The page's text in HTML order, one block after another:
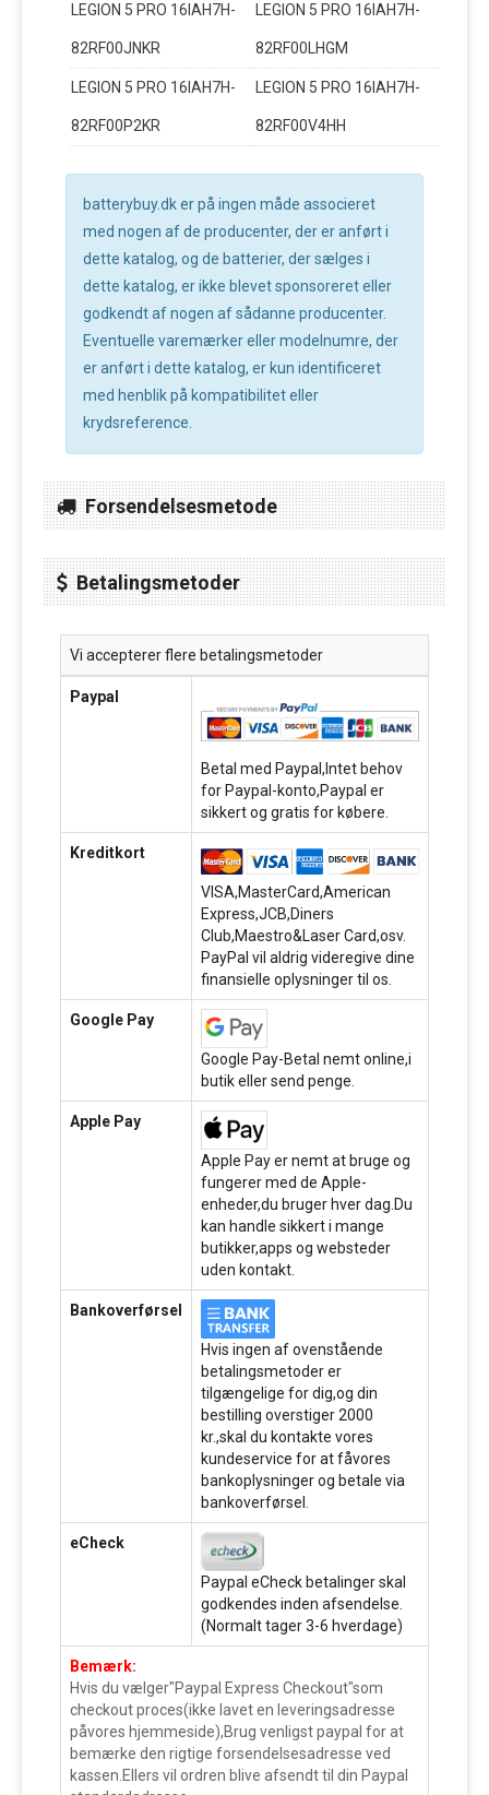
LEGION 5 PRO 16IAH7H-
82RF00JNKR
LEGION 5 PRO 16IAH7H-
82RF00LHGM
LEGION 5 PRO 16IAH7H-
82RF00P2KR
LEGION 5 PRO 16IAH7H-
82RF00V4HH
batterybuy.dk er på ingen måde associeret
med nogen af de producenter, der er anført i
dette katalog, og de batterier, der sælges i
dette katalog, er ikke blevet sponsoreret eller
godkendt af nogen af sådanne producenter.
Eventuelle varemærker eller modelnumre, der
er anført i dette katalog, er kun identificeret
med henblik på kompatibilitet eller
krydsreference.
Forsendelsesmetode
Betalingsmetoder
Vi accepterer flere betalingsmetoder
Paypal
Betal med Paypal,Intet behov
for Paypal-konto,Paypal er
sikkert og gratis for købere.
Kreditkort
VISA,MasterCard,American
Express,JCB,Diners
Club,Maestro&Laser Card,osv.
PayPal vil aldrig videregive dine
finansielle oplysninger til os.
Google Pay
Google Pay-Betal nemt online,i
butik eller send penge.
Apple Pay
Apple Pay er nemt at bruge og
fungerer med de Apple-
enheder,du bruger hver dag.Du
kan handle sikkert i mange
butikker,apps og websteder
uden kontakt.
Bankoverførsel
Hvis ingen af ovenstående
betalingsmetoder er
tilgængelige for dig,og din
bestilling overstiger 2000
kr.,skal du kontakte vores
kundeservice for at fåvores
bankoplysninger og betale via
bankoverførsel.
eCheck
Paypal eCheck betalinger skal
godkendes inden afsendelse.
(Normalt tager 3-6 hverdage)
Bemærk:
Hvis du vælger"Paypal Express Checkout"som
checkout proces(ikke lavet en leveringsadresse
påvores hjemmeside),Brug venligst paypal for at
bemærke den rigtige forsendelsesadresse ved
kassen.Ellers vil ordren blive afsendt til din Paypal